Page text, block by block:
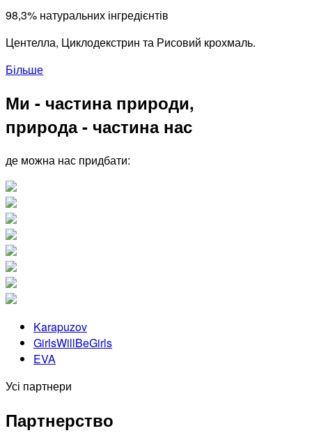
98,3% натуральних інгредієнтів
Центелла, Циклодекстрин та Рисовий крохмаль.
Більше
Ми - частина природи,
природа - частина нас
де можна нас придбати:
Karapuzov
GirlsWillBeGirls
EVA
Усі партнери
Партнерство